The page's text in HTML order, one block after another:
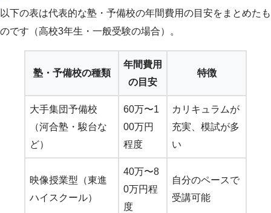
以下の表は代表的な塾・予備校の年間費用の目安をまとめたも
のです（高校3年生・一般受験の場合）。
塾・予備校の種類
年間費用
の目安
特徴
大手集団予備校
（河合塾・駿台な
ど）
60万〜1
00万円
程度
カリキュラムが
充実、模試が多
い
映像授業型（東進
ハイスクール）
40万〜8
0万円程
度
自分のペースで
受講可能